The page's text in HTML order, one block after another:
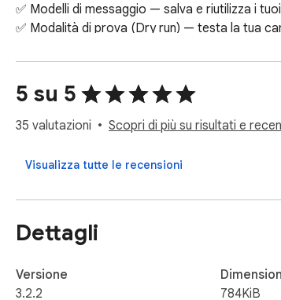
✅ Modelli di messaggio — salva e riutilizza i
✅ Modalità di prova (Dry run) — testa la tua
✅ Pannello nativo — integrato nel layout di
🛡️ PROTEZIONE ANTI-BAN
Ritardi casuali configurabili e limiti giornalieri
📋 PER CHI È?
📧 wapes.crm@gmail.com · wapes.lat
5 su 5
35 valutazioni Scopri di più su risultati e
Visualizza tutte le recensioni
Dettagli
Versione
3.2.2
784KiB